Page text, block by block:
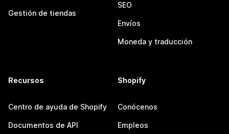
Gestión de tiendas
SEO
Envíos
Moneda y traducción
Recursos
Centro de ayuda de Shopify
Documentos de API
Shopify
Conócenos
Empleos